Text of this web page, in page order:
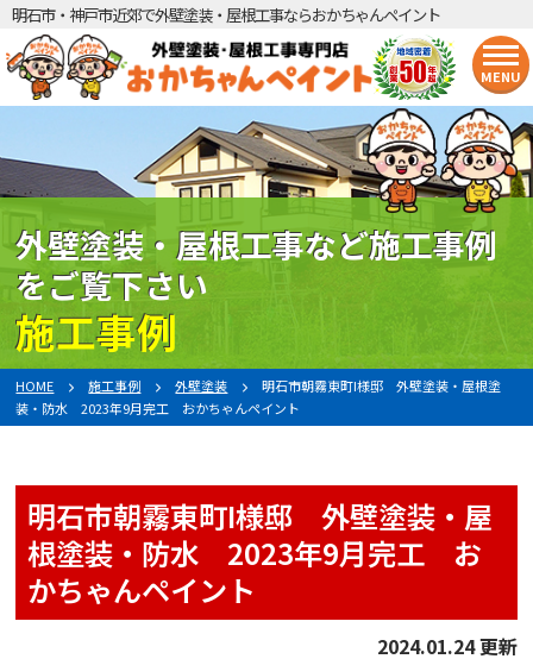
明石市・神戸市近郊で外壁塗装・屋根工事ならおかちゃんペイント
MENU
外壁塗装・屋根工事など施工事例
をご覧下さい
施工事例
HOME 施工事例 外壁塗装
明石市朝霧東町I様邸 外壁塗装・屋根塗
装・防水 2023年9月完工 おかちゃんペイント
明石市朝霧東町I様邸 外壁塗装・屋
根塗装・防水 2023年9月完工 お
かちゃんペイント
2024.01.24 更新